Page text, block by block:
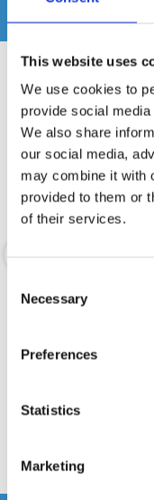
This website uses
We use cookies to
provide social
We also share
our social media,
may combine it with
provided to them or
of their services.
Selection
Necessary
Preferences
Statistics
Marketing
Baslåda Mitsubishi
10" -06